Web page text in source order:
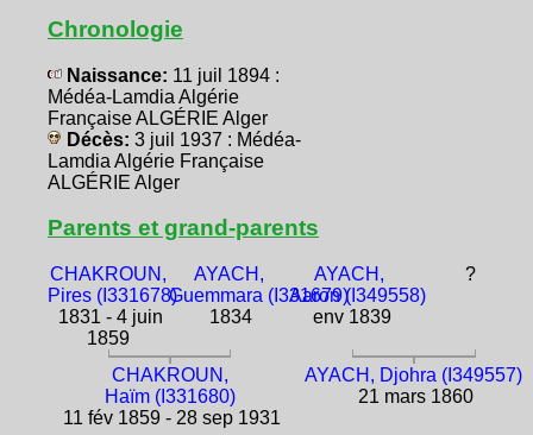
Chronologie
Naissance: 11 juil 1894 :
Médéa-Lamdia Algérie
Française ALGÉRIE Alger
Décès: 3 juil 1937 : Médéa-
Lamdia Algérie Française
ALGÉRIE Alger
Parents et grand-parents
CHAKROUN,
Pires (I331678)
1831 - 4 juin
1859
AYACH,
Guemmara (I331679)
1834
AYACH,
Aaron (I349558)
env 1839
?
CHAKROUN,
Haïm (I331680)
11 fév 1859 - 28 sep 1931
AYACH, Djohra (I349557)
21 mars 1860